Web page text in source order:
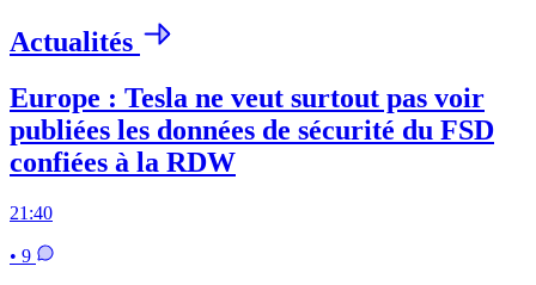
Actualités
Europe : Tesla ne veut surtout pas voir
publiées les données de sécurité du FSD
confiées à la RDW
21:40
• 9